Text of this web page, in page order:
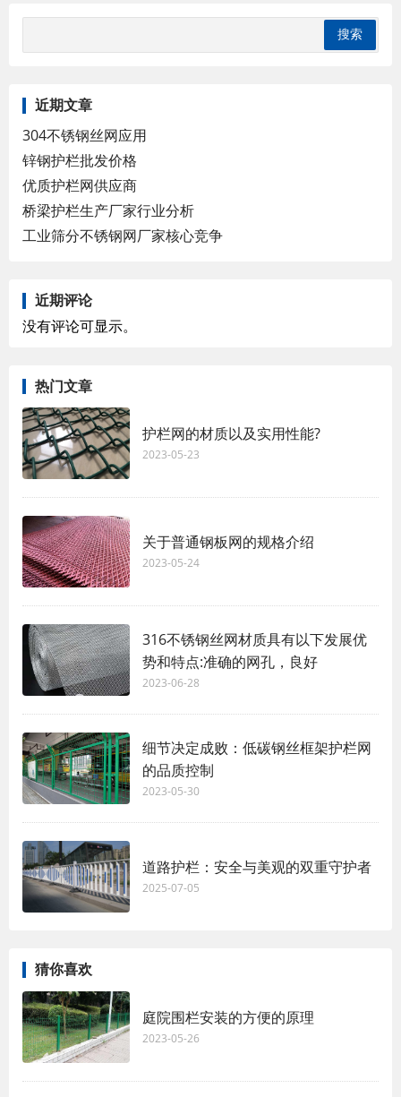
近期文章
304不锈钢丝网应用
锌钢护栏批发价格
优质护栏网供应商
桥梁护栏生产厂家行业分析
工业筛分不锈钢网厂家核心竞争
近期评论
没有评论可显示。
热门文章
护栏网的材质以及实用性能?
2023-05-23
关于普通钢板网的规格介绍
2023-05-24
316不锈钢丝网材质具有以下发展优
势和特点:准确的网孔，良好
2023-06-28
细节决定成败：低碳钢丝框架护栏网
的品质控制
2023-05-30
道路护栏：安全与美观的双重守护者
2025-07-05
猜你喜欢
庭院围栏安装的方便的原理
2023-05-26